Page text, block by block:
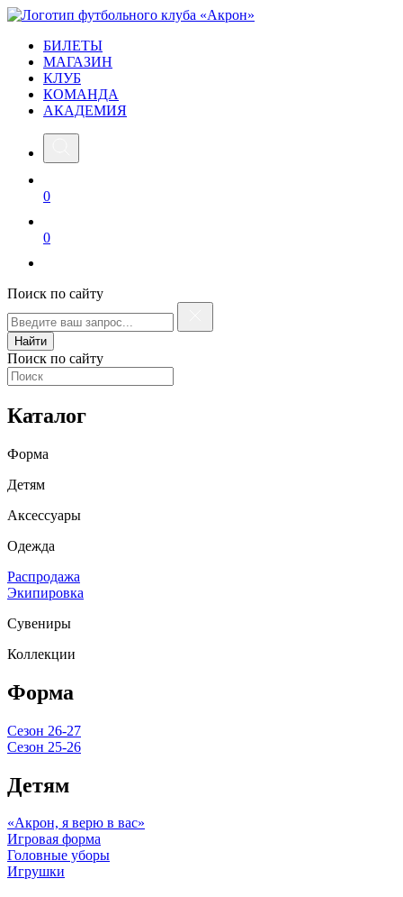
БИЛЕТЫ
МАГАЗИН
КЛУБ
КОМАНДА
АКАДЕМИЯ
0
0
Поиск по сайту
Найти
Поиск по сайту
Каталог
Форма
Детям
Аксессуары
Одежда
Распродажа
Экипировка
Сувениры
Коллекции
Форма
Сезон 26-27
Сезон 25-26
Детям
«Акрон, я верю в вас»
Игровая форма
Головные уборы
Игрушки